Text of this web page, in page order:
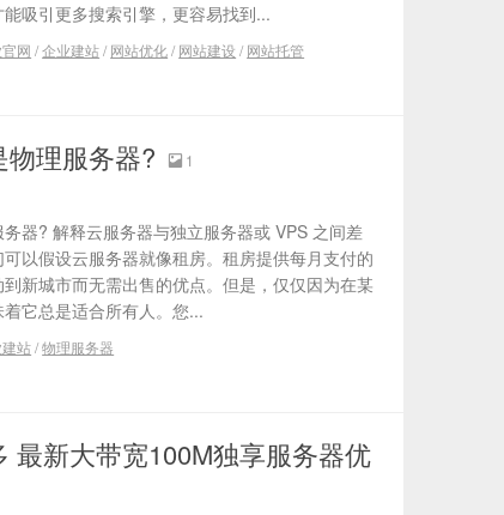
吸引更多搜索引擎，更容易找到...
网 /企业建站/ 网站优化/ 网站建设 / 网站托管
理服务器?  1
器? 解释云服务器与独立服务器或 VPS 之间差
以假设云服务器就像租房。租房提供每月支付的
新城市而无需出售的优点。但是，仅仅因为在某
它总是适合所有人。您...
站/物理服务器
最新大带宽100M独享服务器优